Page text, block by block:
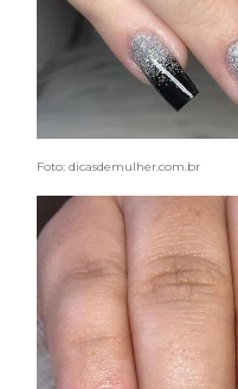
Foto: dicasdemulher.com.br